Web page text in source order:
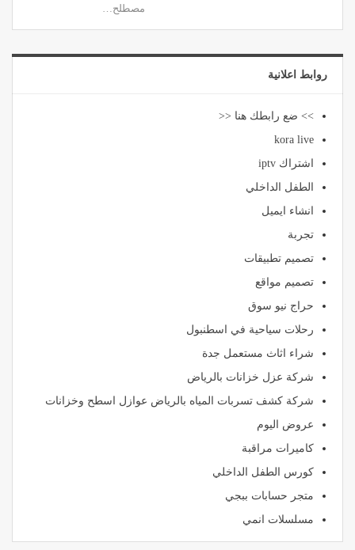
مصطلح…
روابط اعلانية
>> ضع رابطك هنا <<
kora live
اشتراك iptv
الطفل الداخلي
انشاء ايميل
تجربة
تصميم تطبيقات
تصميم مواقع
حراج نيو سوق
رحلات سياحية في اسطنبول
شراء اثاث مستعمل جدة
شركة عزل خزانات بالرياض
شركة كشف تسربات المياه بالرياض عوازل اسطح وخزانات
عروض اليوم
كاميرات مراقبة
كورس الطفل الداخلي
متجر حسابات ببجي
مسلسلات انمي